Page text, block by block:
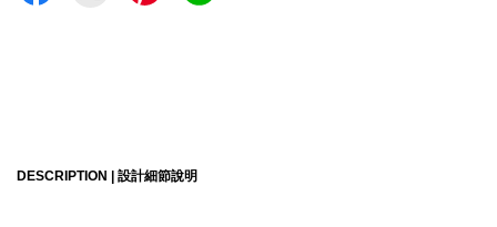
DESCRIPTION | 設計細節說明